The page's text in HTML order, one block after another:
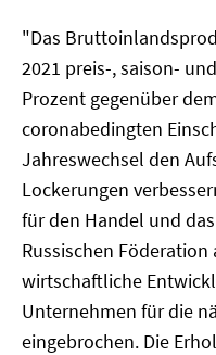
"Das
2021 preis-, saison-
Prozent gegenüber
coronabedingten
Jahreswechsel den
Lockerungen
für den Handel und
Russischen
wirtschaftliche
Unternehmen für die
eingebrochen. Die